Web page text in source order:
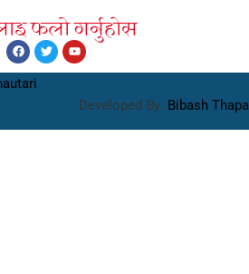
फलाे गर्नुहाेस
Developed By: Bibash Thapa